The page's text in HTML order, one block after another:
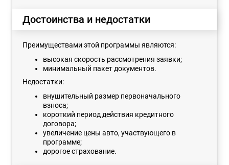
Достоинства и недостатки
Преимуществами этой программы являются:
высокая скорость рассмотрения заявки;
минимальный пакет документов.
Недостатки:
внушительный размер первоначального
взноса;
короткий период действия кредитного
договора;
увеличение цены авто, участвующего в
программе;
дорогое страхование.